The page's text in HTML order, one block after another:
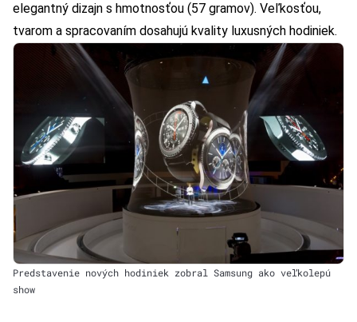
elegantný dizajn s hmotnosťou (57 gramov). Veľkosťou,
tvarom a spracovaním dosahujú kvality luxusných hodiniek.
Predstavenie nových hodiniek zobral Samsung ako veľkolepú
show